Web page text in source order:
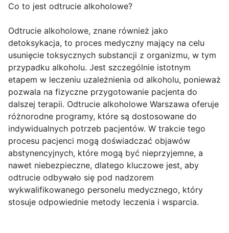
Co to jest odtrucie alkoholowe?
Odtrucie alkoholowe, znane również jako
detoksykacja, to proces medyczny mający na celu
usunięcie toksycznych substancji z organizmu, w tym
przypadku alkoholu. Jest szczególnie istotnym
etapem w leczeniu uzależnienia od alkoholu, ponieważ
pozwala na fizyczne przygotowanie pacjenta do
dalszej terapii. Odtrucie alkoholowe Warszawa oferuje
różnorodne programy, które są dostosowane do
indywidualnych potrzeb pacjentów. W trakcie tego
procesu pacjenci mogą doświadczać objawów
abstynencyjnych, które mogą być nieprzyjemne, a
nawet niebezpieczne, dlatego kluczowe jest, aby
odtrucie odbywało się pod nadzorem
wykwalifikowanego personelu medycznego, który
stosuje odpowiednie metody leczenia i wsparcia.